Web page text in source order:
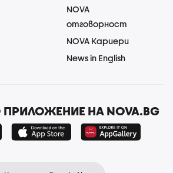
NOVA
отговорност
NOVA Кариери
News in English
НА NOVA.BG